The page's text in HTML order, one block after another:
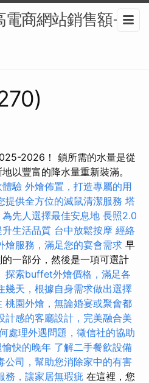
電商網站銷售額-
2026！ 鎖所需的水量是從
以豐富的降水量重新裝滿。
體驗 外燴佈置，打造專屬的用
提供全方位的滅鼠清潔服務 塔
先人選擇最佳安息地 長照2.0
生活品質 台中放鬆按摩 經絡
燴服務，滿足您的宴會需求 早
一部分，然後是一項可選計
探索buffet外燴價格，滿足各
幾天，根據自身需求做出選擇
桃園外燴，無論婚宴或聚會都
計感的客廳設計，完美融合美
處理外遇問題，徵信社的協助
快的晚年 了解二手餐飲設備
公司，幫助您消除家中的有害
務，讓家居無瑕疵 在這裡，您